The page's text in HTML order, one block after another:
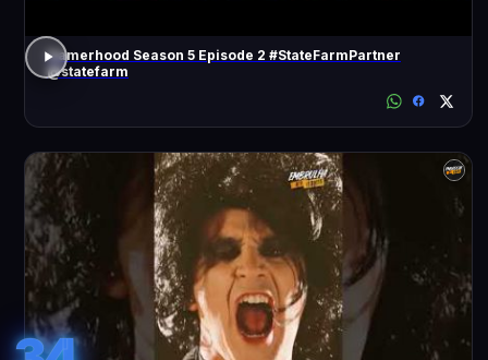
Gamerhood Season 5 Episode 2 #StateFarmPartner
@statefarm